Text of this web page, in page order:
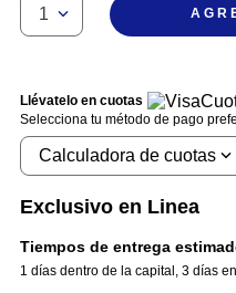
1
Llévatelo en cuotas
Selecciona tu método de pago
Calculadora de cuotas
Exclusivo en Linea
Tiempos de entrega
1 días dentro de la capital 3 días